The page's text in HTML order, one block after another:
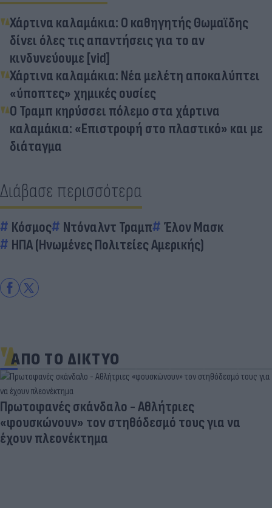
Χάρτινα καλαμάκια: Ο καθηγητής Θωμαϊδης
δίνει όλες τις απαντήσεις για το αν
κινδυνεύουμε [vid]
Χάρτινα καλαμάκια: Νέα μελέτη αποκαλύπτει
«ύποπτες» χημικές ουσίες
Ο Τραμπ κηρύσσει πόλεμο στα χάρτινα
καλαμάκια: «Επιστροφή στο πλαστικό» και με
διάταγμα
Διάβασε περισσότερα
Κόσμος Ντόναλντ Τραμπ
Έλον Μασκ
ΗΠΑ (Ηνωμένες Πολιτείες Αμερικής)
ΑΠΟ ΤΟ ΔΙΚΤΥΟ
Πρωτοφανές σκάνδαλο - Aθλήτριες
«φουσκώνουν» τον στηθόδεσμό τους για να
έχουν πλεονέκτημα